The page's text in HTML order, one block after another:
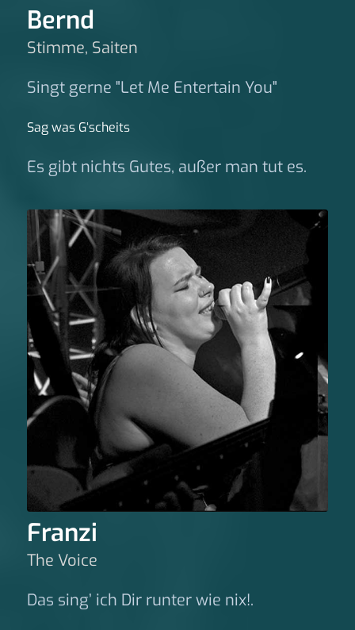
Bernd
Stimme, Saiten
Singt gerne "Let Me Entertain You"
Sag was G‘scheits
Es gibt nichts Gutes, außer man tut es.
Franzi
The Voice
Das sing’ ich Dir runter wie nix!.